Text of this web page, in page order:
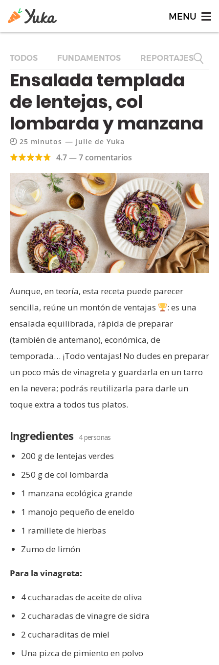
TODOS FUNDAMENTOS REPORTAJES
Ensalada templada
de lentejas, col
lombarda y manzana
25 minutos — Julie de Yuka
4.7 — 7 comentarios
Aunque, en teoría, esta receta puede parecer
sencilla, reúne un montón de ventajas
: es una
ensalada equilibrada, rápida de preparar
(también de antemano), económica, de
temporada… ¡Todo ventajas! No dudes en preparar
un poco más de vinagreta y guardarla en un tarro
en la nevera; podrás reutilizarla para darle un
toque extra a todos tus platos.
Ingredientes 4 personas
200 g de lentejas verdes
250 g de col lombarda
1 manzana ecológica grande
1 manojo pequeño de eneldo
1 ramillete de hierbas
Zumo de limón
Para la vinagreta:
4 cucharadas de aceite de oliva
2 cucharadas de vinagre de sidra
2 cucharaditas de miel
Una pizca de pimiento en polvo